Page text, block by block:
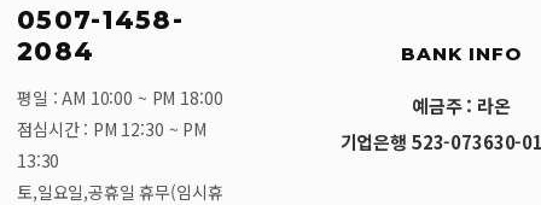
0507-1458-
2084
평일 : AM 10:00 ~ PM 18:00
점심시간 : PM 12:30 ~ PM
13:30
토,일요일,공휴일 휴무(임시휴
BANK INFO
예금주 : 라온
기업은행 523-073630-